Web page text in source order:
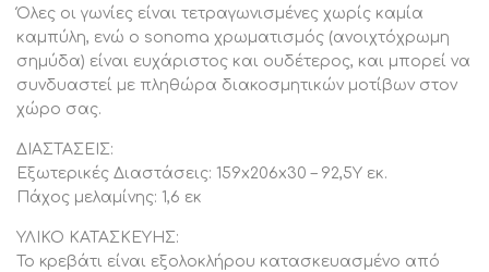
ΣΥΝΤΗΡΗΣΗ:
Η μελαμίνη που είναι το υλικό κατασκευής καθαρίζεται
πάρα πολύ εύκολα από τους λεκέδες χάρη στην σκληρή
της επιφάνεια. Μπορείτε να σκουπίσετε όλες τις
επιφάνειες με ένα υγρό πανί και αυτό είναι αρκετό για
να δείξει το κρεβάτι σας και πάλι σαν καινούριο. Σε
επίμονους λεκέδες μπορείτε να χρησιμοποιήσετε ένα
ήπιο καθαριστικό.
ΠΛΕΟΝΕΚΤΗΜΑΤΑ:
Το κρεβάτι CAPRI είναι μια σταθερή και όμορφη
Όλες οι γωνίες είναι τετραγωνισμένες χωρίς καμία
καμπύλη, ενώ o sonoma χρωματισμός (ανοιχτόχρωμη
σημύδα) είναι ευχάριστος και ουδέτερος, και μπορεί να
συνδυαστεί με πληθώρα διακοσμητικών μοτίβων στον
χώρο σας.
ΔΙΑΣΤΑΣΕΙΣ:
Εξωτερικές Διαστάσεις: 159x206x30 – 92,5Υ εκ.
Πάχος μελαμίνης: 1,6 εκ
ΥΛΙΚΟ ΚΑΤΑΣΚΕΥΗΣ:
Το κρεβάτι είναι εξολοκλήρου κατασκευασμένο από